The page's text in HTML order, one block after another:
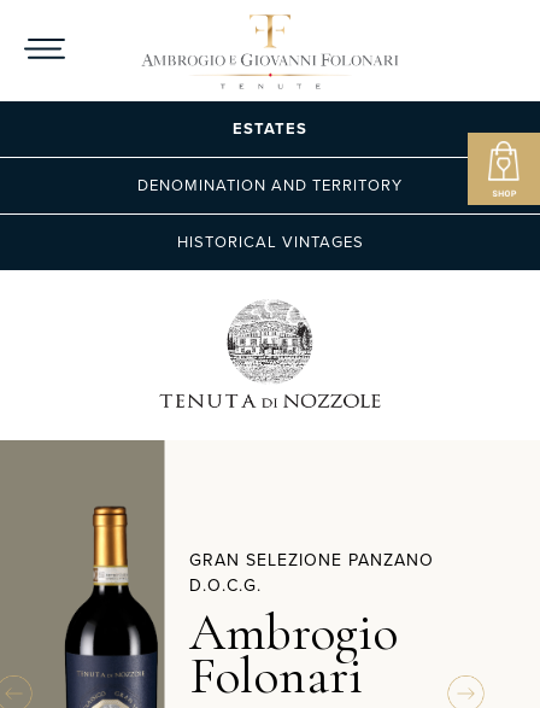
ESTATES
DENOMINATION AND TERRITORY
HISTORICAL VINTAGES
GRAN SELEZIONE PANZANO
D.O.C.G.
Ambrogio
Folonari